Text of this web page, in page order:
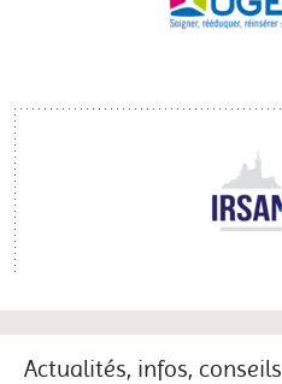
Actualités, infos, conseils